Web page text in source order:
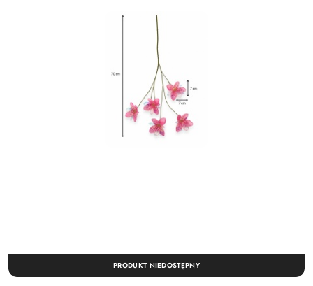
PRODUKT NIEDOSTĘPNY